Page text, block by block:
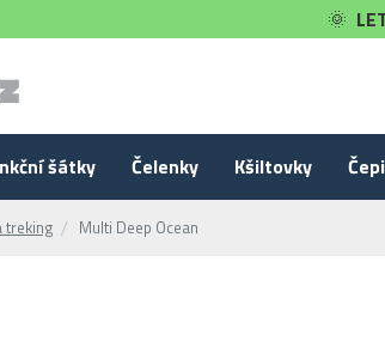
🌞
šátky Čelenky Kšiltovky
treking Multi Deep Ocean